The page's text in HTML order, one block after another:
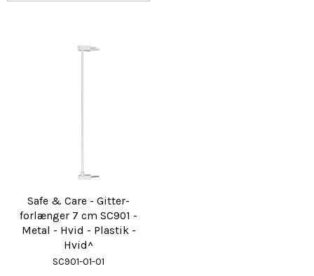
Safe & Care - Gitter-
forlænger 7 cm SC901 -
Metal - Hvid - Plastik -
Hvid^
SC901-01-01